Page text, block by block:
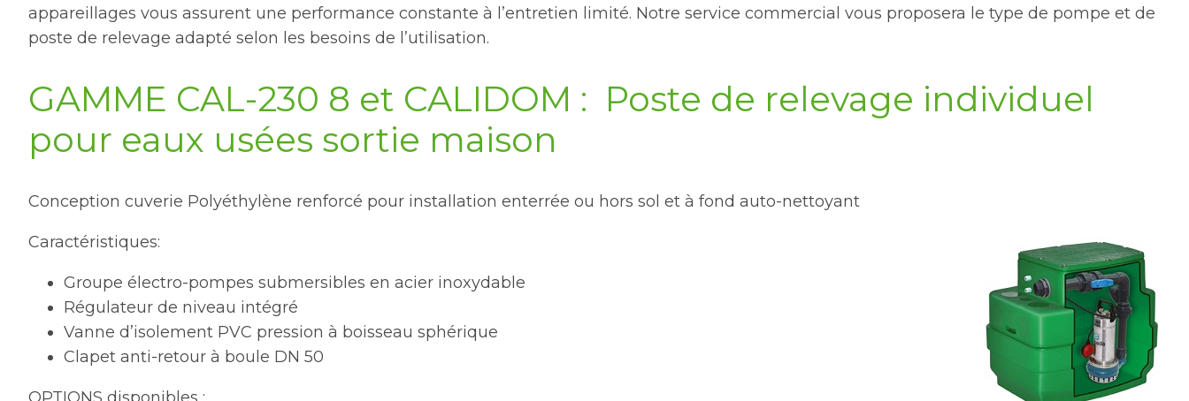
appareillages vous assurent une performance constante à l’entretien limité. Notre service commercial vous proposera le type de pompe et de
poste de relevage adapté selon les besoins de l’utilisation.
GAMME CAL-230 8 et CALIDOM : Poste de relevage individuel
pour eaux usées sortie maison
Conception cuverie Polyéthylène renforcé pour installation enterrée ou hors sol et à fond auto-nettoyant
Caractéristiques:
Groupe électro-pompes submersibles en acier inoxydable
Régulateur de niveau intégré
Vanne d’isolement PVC pression à boisseau sphérique
Clapet anti-retour à boule DN 50